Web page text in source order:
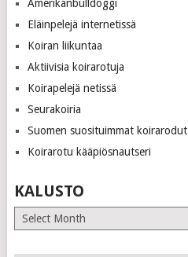
Amerikanbulldoggi
Eläinpelejä internetissä
Koiran liikuntaa
Aktiivisia koirarotuja
Koirapelejä netissä
Seurakoiria
Suomen suosituimmat koirarodut
Koirarotu kääpiösnautseri
KALUSTO
Kalusto